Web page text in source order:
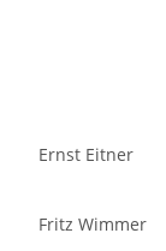
Ernst Eitner
Fritz Wimmer